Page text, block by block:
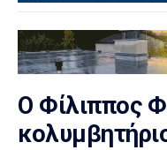
Ο Φίλιππος